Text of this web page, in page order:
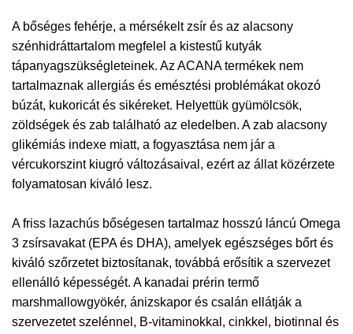
A bőséges fehérje, a mérsékelt zsír és az alacsony
szénhidráttartalom megfelel a kistestű kutyák
tápanyagszükségleteinek. Az ACANA termékek nem
tartalmaznak allergiás és emésztési problémákat okozó
búzát, kukoricát és sikéreket. Helyettük gyümölcsök,
zöldségek és zab található az eledelben. A zab alacsony
glikémiás indexe miatt, a fogyasztása nem jár a
vércukorszint kiugró változásaival, ezért az állat közérzete
folyamatosan kiváló lesz.
A friss lazachús bőségesen tartalmaz hosszú láncú Omega
3 zsírsavakat (EPA és DHA), amelyek egészséges bőrt és
kiváló szőrzetet biztosítanak, továbbá erősítik a szervezet
ellenálló képességét. A kanadai prérin termő
marshmallowgyökér, ánizskapor és csalán ellátják a
szervezetet szelénnel, B-vitaminokkal, cinkkel, biotinnal és